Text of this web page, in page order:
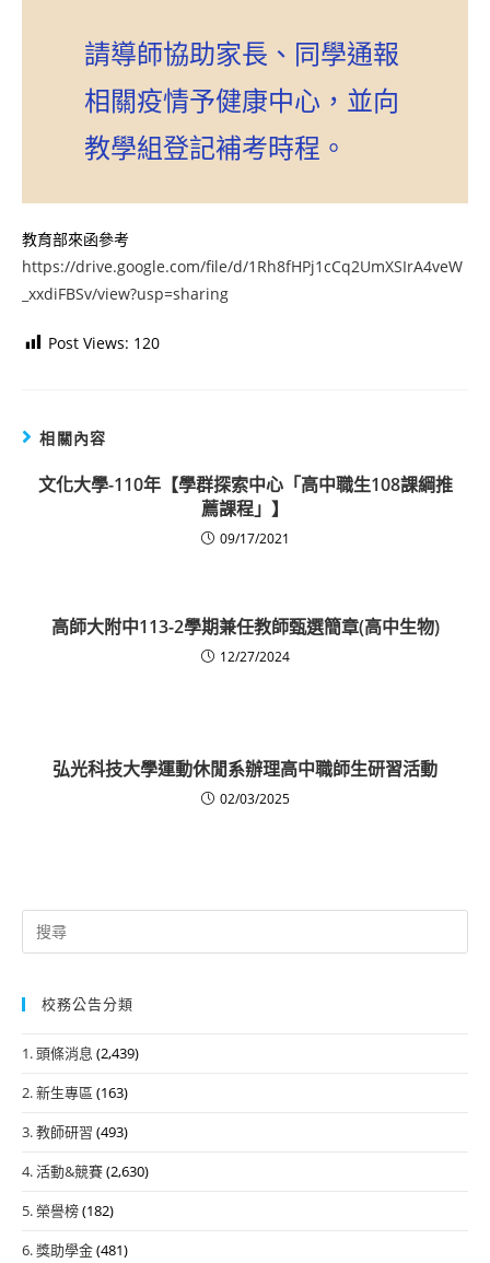
請導師協助家長、同學通報
相關疫情予健康中心，並向
教學組登記補考時程。
教育部來函參考
https://drive.google.com/file/d/1Rh8fHPj1cCq2UmXSIrA4veW
_xxdiFBSv/view?usp=sharing
Post Views: 120
相關內容
文化大學-110年【學群探索中心「高中職生108課綱推
薦課程」】
09/17/2021
高師大附中113-2學期兼任教師甄選簡章(高中生物)
12/27/2024
弘光科技大學運動休閒系辦理高中職師生研習活動
02/03/2025
Search
for:
校務公告分類
1. 頭條消息 (2,439)
2. 新生專區 (163)
3. 教師研習 (493)
4. 活動&競賽(2,630)
5. 榮譽榜(182)
6. 獎助學金(481)